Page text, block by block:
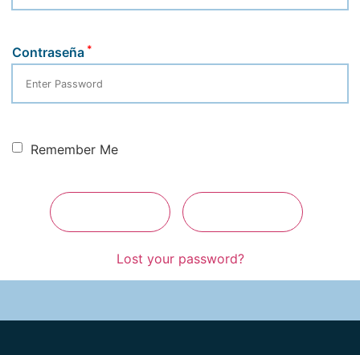
Contraseña *
Remember Me
Lost your password?